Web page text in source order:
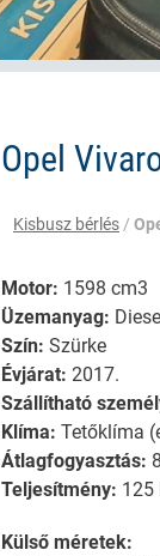
Opel
Kisbusz bérlés /
Motor: 1598 cm3
Üzemanyag:
Szín: Szürke
Évjárat: 2017.
Szállítható
Klíma: Tetőklíma
Átlagfogyasztás:
Teljesítmény: 125
Külső méretek: